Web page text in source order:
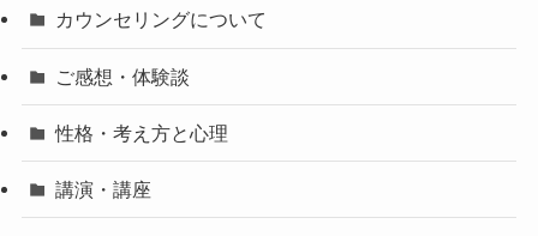
カウンセリングについて
ご感想・体験談
性格・考え方と心理
講演・講座